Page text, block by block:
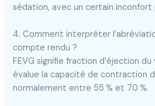
sédation, avec un certain inconfort
4. Comment interpréter
compte rendu ?
FEVG signifie fraction d’éjection
évalue la capacité de contraction
normalement entre 55 % et 70 %.